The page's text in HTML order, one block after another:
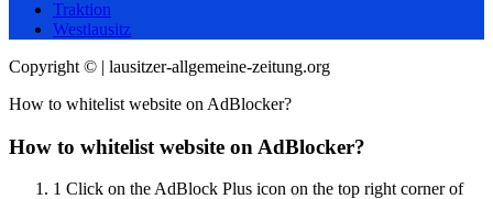
Traktion
Westlausitz
Copyright © | lausitzer-allgemeine-zeitung.org
How to whitelist website on AdBlocker?
How to whitelist website on AdBlocker?
1 Click on the AdBlock Plus icon on the top right corner of